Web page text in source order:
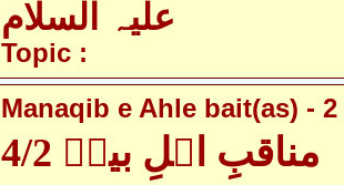
Topic :
Manaqib e Ahle bait(as) -
مناقبِ اہلِ بیتؑ 4/2